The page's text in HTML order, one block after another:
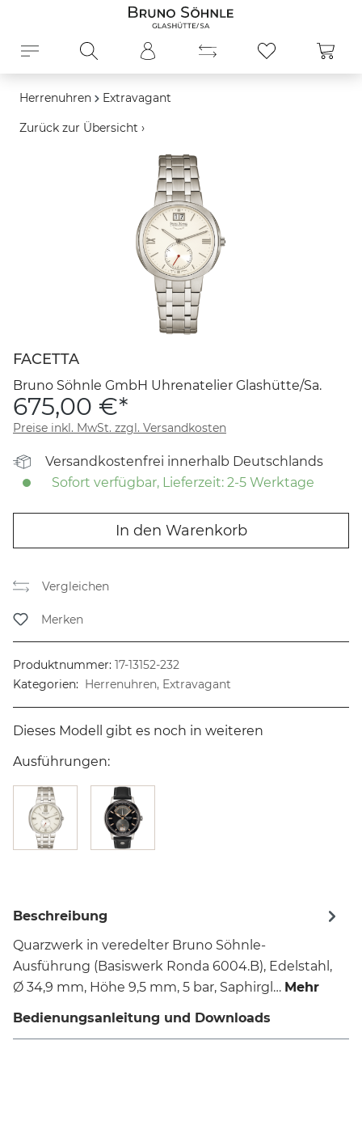
Herrenuhren Extravagant
Zurück zur Übersicht ›
Bildergalerie überspringen
FACETTA
Bruno Söhnle GmbH Uhrenatelier Glashütte/Sa.
675,00 €*
Preise inkl. MwSt. zzgl. Versandkosten
Versandkostenfrei innerhalb Deutschlands
Sofort verfügbar, Lieferzeit: 2-5 Werktage
In den Warenkorb
Vergleichen
Merken
Produktnummer: 17-13152-232
Kategorien: Herrenuhren, Extravagant
Dieses Modell gibt es noch in weiteren
Ausführungen:
Beschreibung
Quarzwerk in veredelter Bruno Söhnle-
Ausführung (Basiswerk Ronda 6004.B), Edelstahl,
Ø 34,9 mm, Höhe 9,5 mm, 5 bar, Saphirgl… Mehr
Bedienungsanleitung und Downloads